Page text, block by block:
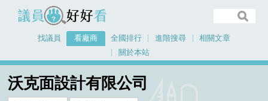
議員好好看
找議員 看廠商 全國排行 進階搜尋
相關文章
關於本站
沃克面設計有限公司